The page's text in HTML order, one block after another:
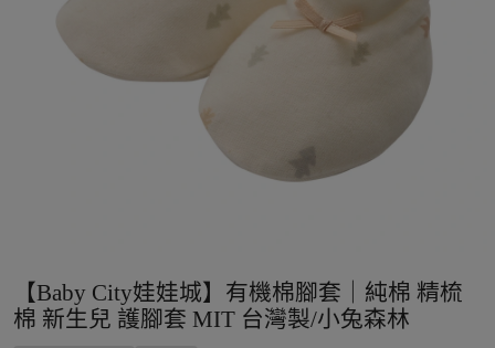
【Baby City娃娃城】有機棉腳套｜純棉 精梳
棉 新生兒 護腳套 MIT 台灣製/小兔森林